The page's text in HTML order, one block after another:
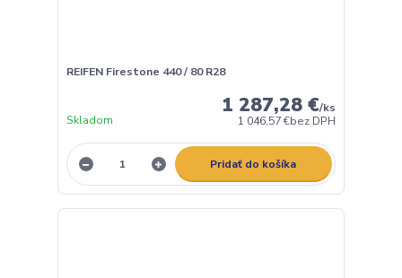
REIFEN Firestone 440 / 80 R28
1 287,28 €/ks
1 046,57 €bez DPH
Skladom
Pridať do košíka